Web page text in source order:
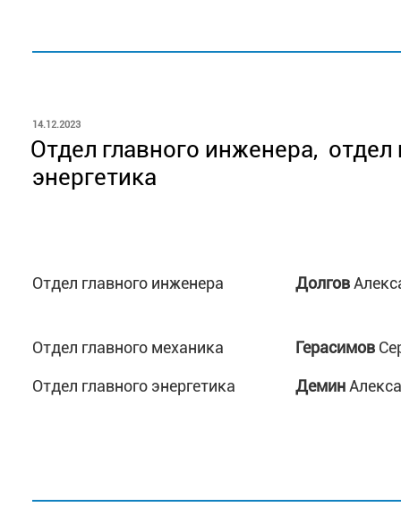
ОПУБЛИКОВАНО
14.12.2023
Отдел главного инженера, отдел
энергетика
Отдел главного инженера Долгов
Отдел главного механика Герасимов
Отдел главного энергетика Демин